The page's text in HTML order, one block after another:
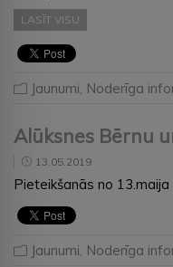
LASĪT VISU
Jaunumi, Noderīga
Alūksnes Bērnu
13.05.2019
Pieteikšanās no
Jaunumi, Noderīga